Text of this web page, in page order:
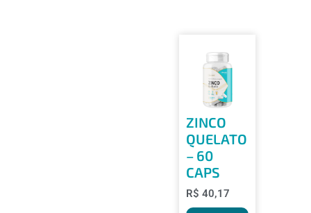
ZINCO
QUELATO
– 60
CAPS
R$ 40,17